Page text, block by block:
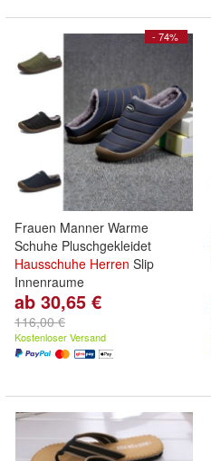
- 74%
Frauen Manner Warme
Schuhe Pluschgekleidet
Hausschuhe Herren Slip
Innenraume
ab 30,65 €
116,00 €
Kostenloser Versand